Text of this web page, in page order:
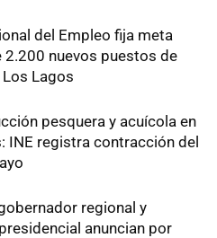
del Empleo fija meta
2.200 nuevos puestos de
Lagos
pesquera y acuícola en
INE registra contracción del
regional y
anuncian por